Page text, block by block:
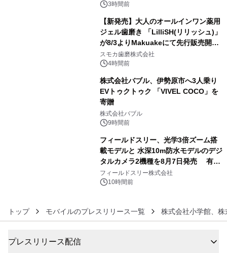
メニューが展開されます
3時間前
【新発売】大人のオールインワン薬用
ジェル歯磨き 「LilliSH(リリッシュ)」
が8/3よりMakuakeにて先行販売開
始！
スモカ歯磨株式会社
4時間前
株式会社バブル、伊勢原市へ3人乗り
EVトゥクトゥク 「VIVEL COCO」を
寄贈
株式会社バブル
9時間前
フィールドスリー、光学3倍ズーム搭
載モデルと 水深10m防水モデルのデジ
タルカメラ2機種を8月7日発売 有効
約1300万画素、用途別に選べるコンデ
ジ新登場
フィールドスリー株式会社
10時間前
トップ モバイルのプレスリリース一覧 株式会社小学館、
プレスリリース配信